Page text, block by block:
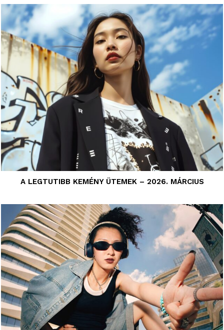
A LEGTUTIBB KEMÉNY ÜTEMEK – 2026. MÁRCIUS